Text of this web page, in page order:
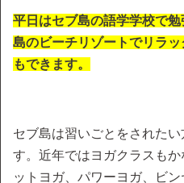
平日はセブ島の語学学校で
島のビーチリゾートでリラ
もできます。
セブ島は習いごとをされた
す。近年ではヨガクラスも
ットヨガ、パワーヨガ、ビ